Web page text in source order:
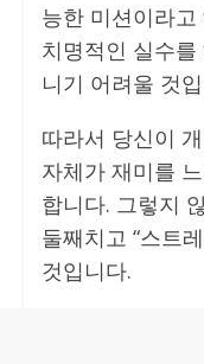
능한 미션이라
치명적인 실수
니기 어려울 것
따라서 당신이
자체가 재미를
합니다. 그렇지
둘째치고 “스트
것입니다.